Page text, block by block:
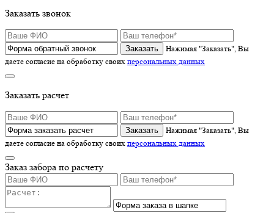
Заказать звонок
Нажимая "Заказать", Вы
даете согласие на обработку своих персональных данных
Заказать расчет
Нажимая "Заказать", Вы
даете согласие на обработку своих персональных данных
Заказ забора по расчету